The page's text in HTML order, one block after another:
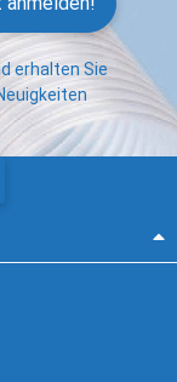
erhalten Sie